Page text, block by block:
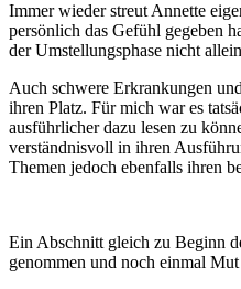
Immer wieder streut Annette
persönlich das Gefühl gegeben
der Umstellungsphase nicht
Auch schwere Erkrankungen
ihren Platz. Für mich war es
ausführlicher dazu lesen zu
verständnisvoll in ihren
Themen jedoch ebenfalls ihren
Ein Abschnitt gleich zu Beginn
genommen und noch einmal Mut